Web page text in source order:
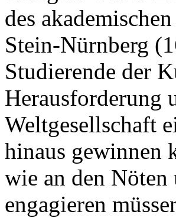
des
Stein-Nürnberg
Studierende der
Herausforderung
Weltgesellschaft
hinaus gewinnen
wie an den Nöten
engagieren